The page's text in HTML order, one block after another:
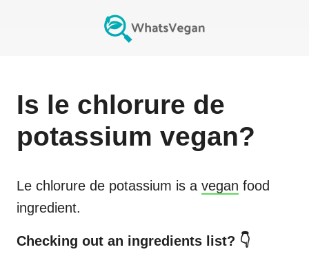
Is le chlorure de
potassium vegan?
Le chlorure de potassium is a vegan food
ingredient.
Checking out an ingredients list? 👇